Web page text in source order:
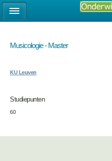
Musicologie - Master
KU Leuven
Studiepunten
60